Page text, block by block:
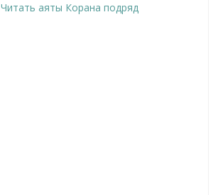
Читать аяты Корана подряд